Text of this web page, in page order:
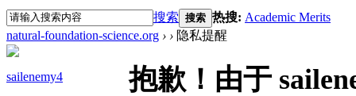
搜索 搜索 热搜: Academic Merits
natural-foundation-science.org › › 隐私提醒
sailenemy4
抱歉！由于